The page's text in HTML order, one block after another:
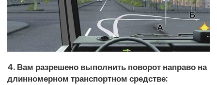
4. Вам разрешено выполнить поворот направо на
длинномерном транспортном средстве: